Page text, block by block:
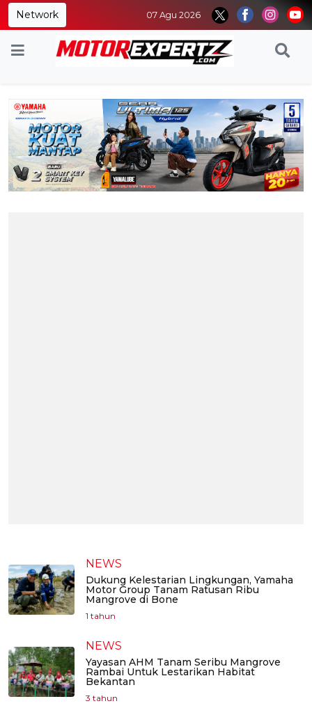
Network 07 Agu 2026
NEWS
Dukung Kelestarian Lingkungan, Yamaha
Motor Group Tanam Ratusan Ribu
Mangrove di Bone
1 tahun
NEWS
Yayasan AHM Tanam Seribu Mangrove
Rambai Untuk Lestarikan Habitat
Bekantan
3 tahun